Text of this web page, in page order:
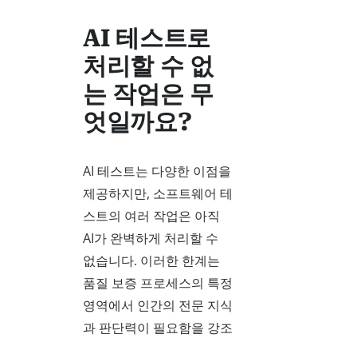
AI 테스트로
처리할 수 없
는 작업은 무
엇일까요?
AI 테스트는 다양한 이점을
제공하지만, 소프트웨어 테
스트의 여러 작업은 아직
AI가 완벽하게 처리할 수
없습니다. 이러한 한계는
품질 보증 프로세스의 특정
영역에서 인간의 전문 지식
과 판단력이 필요함을 강조